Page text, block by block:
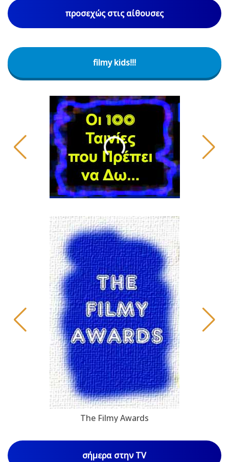
προσεχώς στις αίθουσες
filmy kids!!!
The Filmy Awards
σήμερα στην TV